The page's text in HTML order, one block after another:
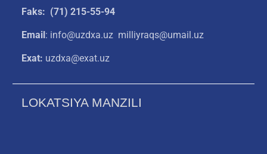
Faks: (71) 215-55-94
Email: info@uzdxa.uz milliyraqs@umail.uz
Exat: uzdxa@exat.uz
LOKATSIYA MANZILI